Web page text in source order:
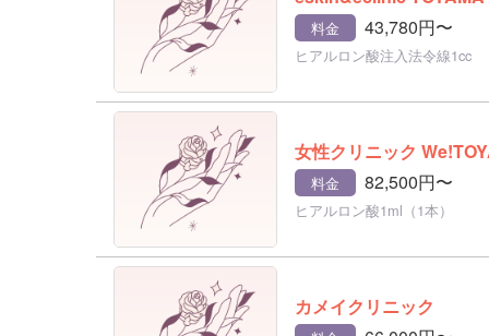
料金 43,780円〜
ヒアルロン酸注入法令線1cc
女性クリニック
料金 82,500円〜
ヒアルロン酸1ml（1本）
カメイクリニック